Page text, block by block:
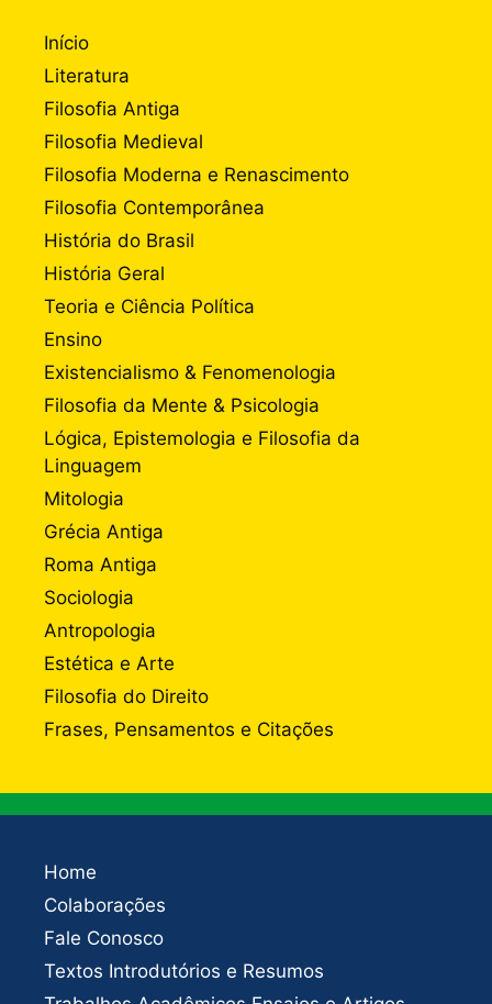
Início
Literatura
Filosofia Antiga
Filosofia Medieval
Filosofia Moderna e Renascimento
Filosofia Contemporânea
História do Brasil
História Geral
Teoria e Ciência Política
Ensino
Existencialismo & Fenomenologia
Filosofia da Mente & Psicologia
Lógica, Epistemologia e Filosofia da
Linguagem
Mitologia
Grécia Antiga
Roma Antiga
Sociologia
Antropologia
Estética e Arte
Filosofia do Direito
Frases, Pensamentos e Citações
Home
Colaborações
Fale Conosco
Textos Introdutórios e Resumos